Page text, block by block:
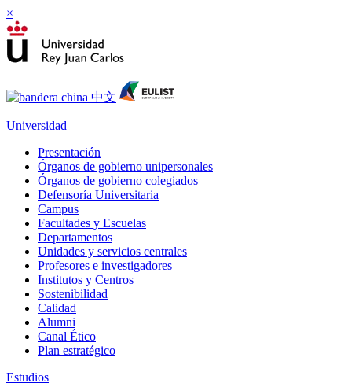
×
Universidad
Presentación
Órganos de gobierno unipersonales
Órganos de gobierno colegiados
Defensoría Universitaria
Campus
Facultades y Escuelas
Departamentos
Unidades y servicios centrales
Profesores e investigadores
Institutos y Centros
Sostenibilidad
Calidad
Alumni
Canal Ético
Plan estratégico
Estudios